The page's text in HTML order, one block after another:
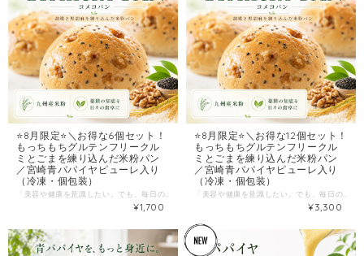
⭐️8月限定⭐️＼お得な6個セット！
もっちもちグルテンフリークル
ミとごまを練り込んだ米粉パン
／宮崎青パパイヤピューレ入り
（冷凍・個包装）
¥1,700
⭐️8月限定⭐️＼お得な12個セット！
もっちもちグルテンフリークル
ミとごまを練り込んだ米粉パン
／宮崎青パパイヤピューレ入り
（冷凍・個包装）
¥3,300